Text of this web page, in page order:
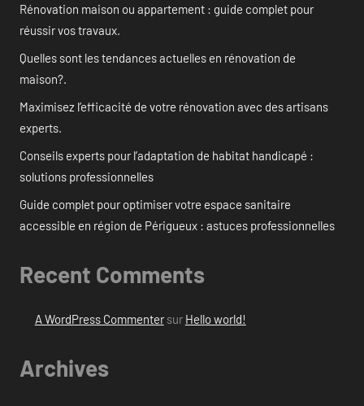
Rénovation maison ou appartement : guide complet pour
réussir vos travaux.
Quelles sont les tendances actuelles en rénovation de
maison?.
Maximisez l’efficacité de votre rénovation avec des artisans
experts.
Conseils experts pour l’adaptation de habitat handicapé :
solutions professionnelles
Guide complet pour optimiser votre espace sanitaire
accessible en région de Périgueux : astuces professionnelles
Recent Comments
A WordPress Commentersur Hello world!
Archives